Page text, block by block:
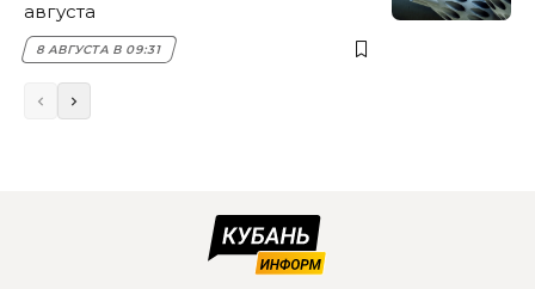
августа
8 АВГУСТА В 09:31